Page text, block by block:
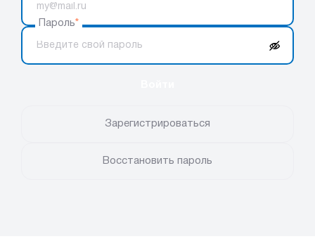
Пароль*
Зарегистрироваться
Восстановить пароль